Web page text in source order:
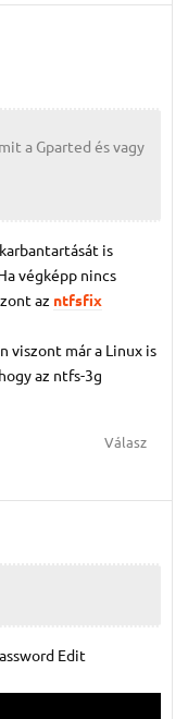
a Gparted és vagy
is
végképp nincs
az ntfsfix
viszont már a Linux is
az ntfs-3g
Válasz
Edit